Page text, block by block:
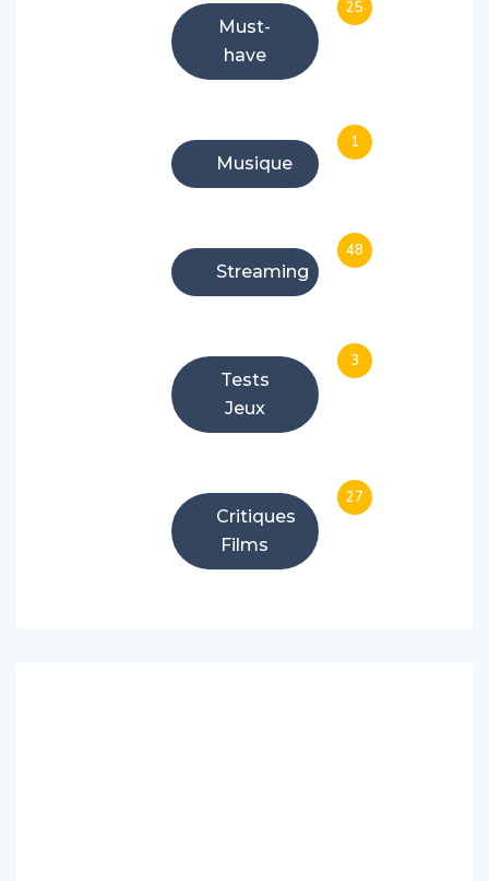
Must-
have
25
Musique
1
Streaming
48
Tests
Jeux
3
Critiques
Films
27